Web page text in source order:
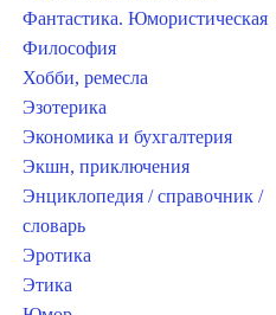
Фантастика. Юмористическая
Философия
Хобби, ремесла
Эзотерика
Экономика и бухгалтерия
Экшн, приключения
Энциклопедия / справочник /
словарь
Эротика
Этика